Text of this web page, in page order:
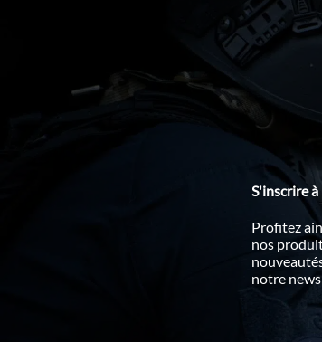
S'inscrire
Profitez
nos
notre